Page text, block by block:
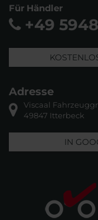
Für Händler
+49
Adresse
Viscaal
49847 Itterbeck
IN